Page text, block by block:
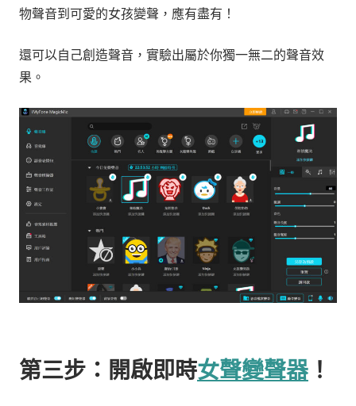
物聲音到可愛的女孩變聲，應有盡有！
還可以自己創造聲音，實驗出屬於你獨一無二的聲音效
果。
第三步：開啟即時女聲變聲器 ！